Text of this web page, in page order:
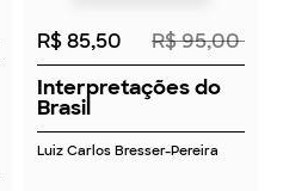
R$ 85,50
R$ 95,00
Interpretações do
Brasil
Luiz Carlos Bresser-Pereira